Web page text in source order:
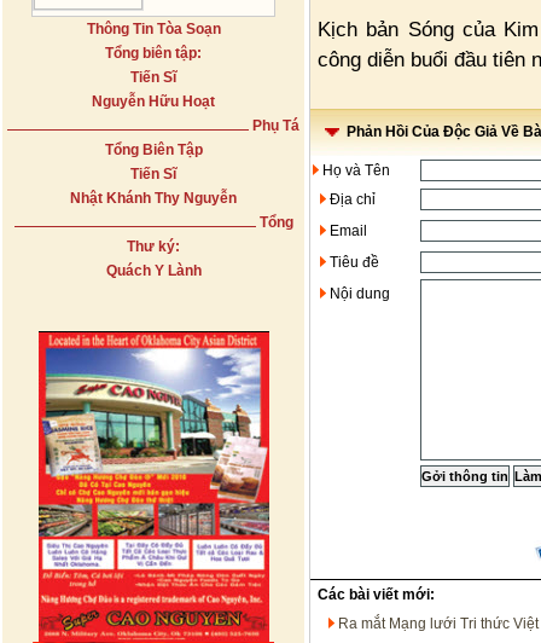
Thông Tin Tòa Soạn
Tổng biên tập:
Tiến Sĩ
Nguyễn Hữu Hoạt
Phụ Tá
Tổng Biên Tập
Tiến Sĩ
Nhật Khánh Thy Nguyễn
Tổng
Thư ký:
Quách Y Lành
Kịch bản Sóng của
công diễn buổi đầu tiên
Phản Hồi Của Độc Giả Về
Họ và Tên
Địa chỉ
Email
Tiêu đề
Nội dung
Các bài viết mới:
Ra mắt Mạng lưới Tri thức